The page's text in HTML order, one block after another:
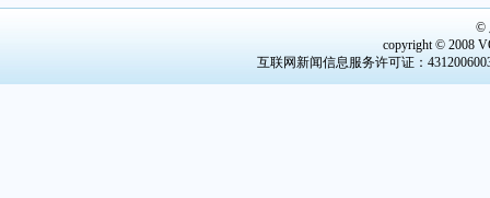
©
copyright © 2008
互联网新闻信息服务许可证：